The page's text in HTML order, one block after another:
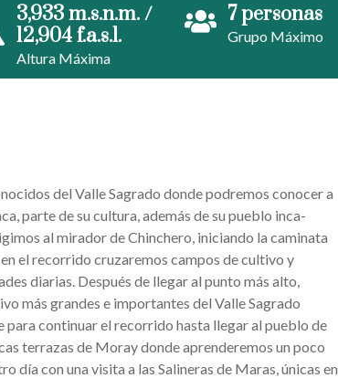
3,933 m.s.n.m. /
12,904 f.a.s.l.
Altura Máxima
7 personas
Grupo Máximo
del Valle Sagrado donde podremos conocer a
parte de su cultura, además de su pueblo inca-
al mirador de Chinchero, iniciando la caminata
el recorrido cruzaremos campos de cultivo y
diarias. Después de llegar al punto más alto,
más grandes e importantes del Valle Sagrado
continuar el recorrido hasta llegar al pueblo de
terrazas de Moray donde aprenderemos un poco
día con una visita a las Salineras de Maras, únicas en